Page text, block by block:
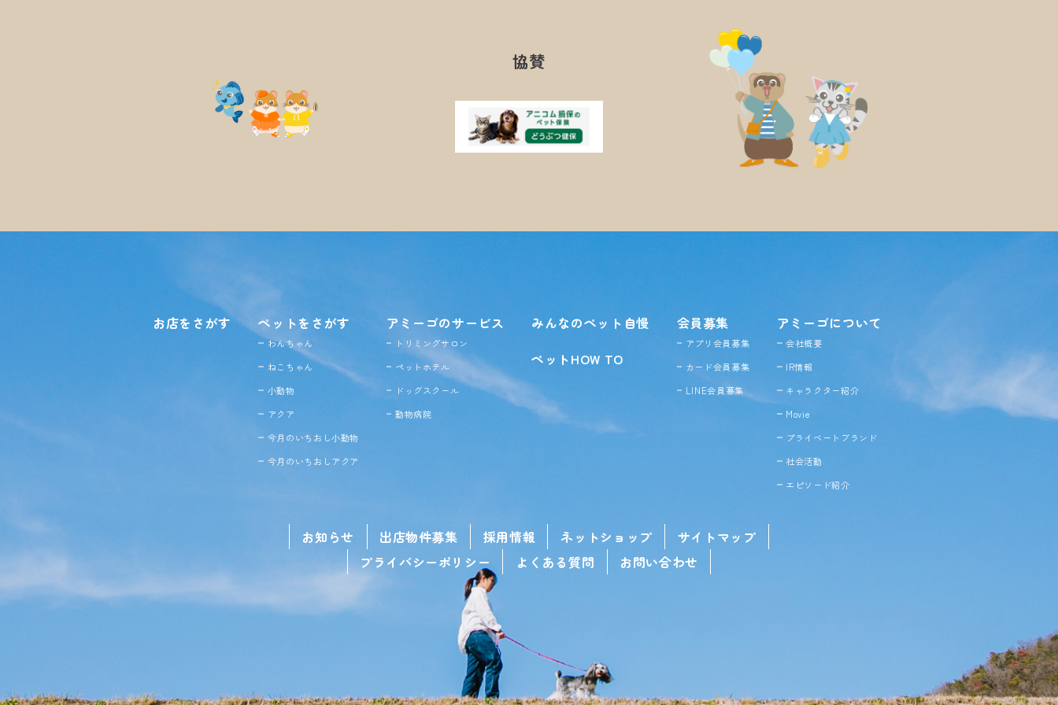
協賛
お店をさがす ペットをさがす
わんちゃん
ねこちゃん
小動物
アクア
今月のいちおし小動物
今月のいちおしアクア
アミーゴのサービス
トリミングサロン
ペットホテル
ドッグスクール
動物病院
みんなのペット自慢
ペットHOW TO
会員募集
アプリ会員募集
カード会員募集
LINE会員募集
アミーゴについて
会社概要
IR情報
キャラクター紹介
Movie
プライベートブランド
社会活動
エピソード紹介
お知らせ 出店物件募集 採用情報 ネットショップ
サイトマップ
プライバシーポリシー
よくある質問 お問い合わせ